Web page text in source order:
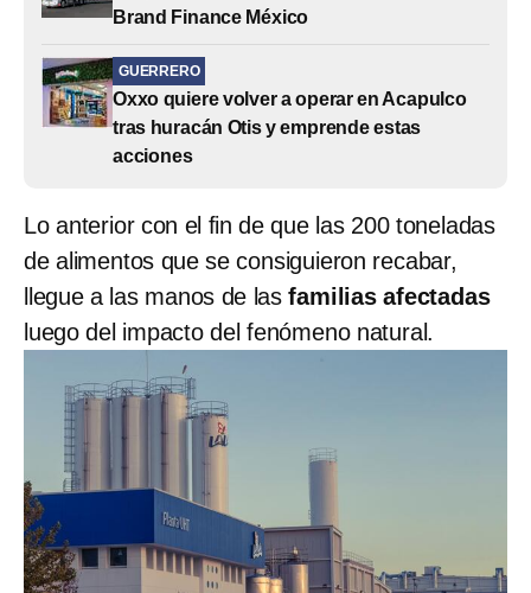
Brand Finance México
GUERRERO
Oxxo quiere volver a operar en Acapulco
tras huracán Otis y emprende estas
acciones
Lo anterior con el fin de que las 200 toneladas
de alimentos que se consiguieron recabar,
llegue a las manos de lasfamilias afectadas
luego del impacto del fenómeno natural.